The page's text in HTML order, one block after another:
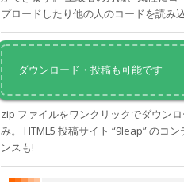
プロードしたり他の人のコードを読み
ダウンロード・投稿も可能です
zip ファイルをワンクリックでダウン
み。 HTML5 投稿サイト “9leap” のコ
ンスも!